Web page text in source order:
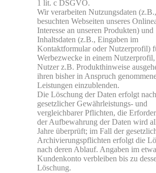
1 lit. c DSGVO.
Wir verarbeiten Nutzungsdaten
besuchten Webseiten unseres
Interesse an unseren Produkten) und
Inhaltsdaten (z.B., Eingaben im
Kontaktformular oder Nutzerprofil)
Werbezwecke in einem
Nutzer z.B. Produkthinweise
ihren bisher in Anspruch
Leistungen einzublenden.
Die Löschung der Daten erfolgt
gesetzlicher Gewährleistungs- und
vergleichbarer Pflichten, die
der Aufbewahrung der Daten wird
Jahre überprüft; im Fall der
Archivierungspflichten erfolgt die
nach deren Ablauf. Angaben im
Kundenkonto verbleiben bis zu
Löschung.